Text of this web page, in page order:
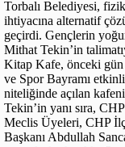
Torbalı Belediyesi,
ihtiyacına alternatif
geçirdi. Gençlerin
Mithat Tekin’in
Kitap Kafe, önceki gün
ve Spor Bayramı
niteliğinde açılan
Tekin’in yanı sıra,
Meclis Üyeleri, CHP
Başkanı Abdullah